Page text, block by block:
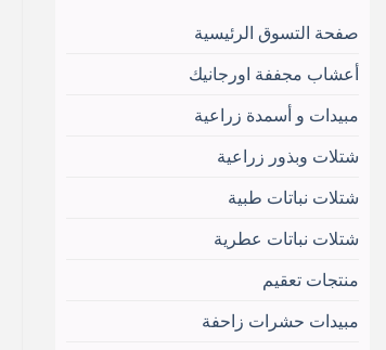
صفحة التسوق الرئيسية
أعشاب مجففة اورجانيك
مبيدات و أسمدة زراعية
شتلات وبذور زراعية
شتلات نباتات طبية
شتلات نباتات عطرية
منتجات تعقيم
مبيدات حشرات زاحفة